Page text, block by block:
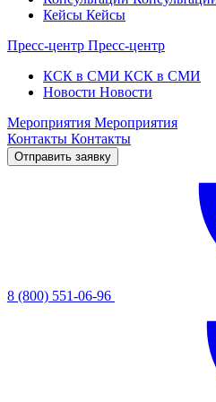
Кейсы Кейсы
Пресс-центр Пресс-центр
КСК в СМИ КСК в СМИ
Новости Новости
Мероприятия Мероприятия
Контакты Контакты
Отправить заявку
8 (800) 551-06-96